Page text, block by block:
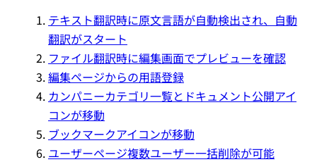
テキスト翻訳時に原文言語が自動検出され、自動
翻訳がスタート
ファイル翻訳時に編集画面でプレビューを確認
編集ページからの用語登録
カンパニーカテゴリ一覧とドキュメント公開アイ
コンが移動
ブックマークアイコンが移動
ユーザーページ複数ユーザー一括削除が可能